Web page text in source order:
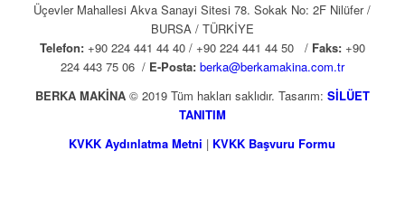
Üçevler Mahallesi Akva Sanayi Sitesi 78. Sokak No: 2F Nilüfer /
BURSA / TÜRKİYE
Telefon:+90 224 441 44 40 / +90 224 441 44 50 / Faks:+90
224 443 75 06 / E-Posta: berka@berkamakina.com.tr
BERKA MAKİNA© 2019 Tüm hakları saklıdır. Tasarım: SİLÜET
TANITIM
KVKK Aydınlatma Metni | KVKK Başvuru Formu